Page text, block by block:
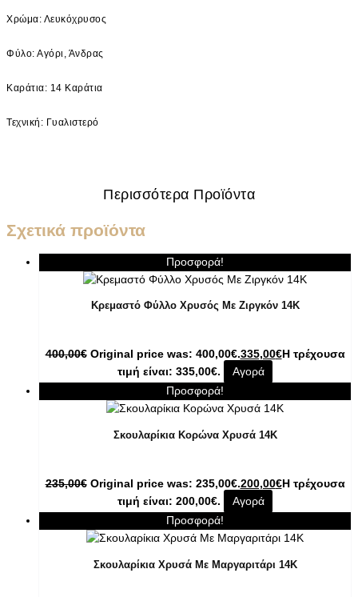
Χρώμα: Λευκόχρυσος
Φύλο: Αγόρι, Άνδρας
Καράτια: 14 Καράτια
Τεχνική: Γυαλιστερό
Περισσότερα Προϊόντα
Σχετικά προϊόντα
Προσφορά!
Κρεμαστό Φύλλο Χρυσός Με Ζιργκόν 14K
400,00€ Original price was: 400,00€.335,00€Η τρέχουσα
τιμή είναι: 335,00€.
Αγορά
Προσφορά!
Σκουλαρίκια Κορώνα Χρυσά 14K
235,00€ Original price was: 235,00€.200,00€Η τρέχουσα
τιμή είναι: 200,00€.
Αγορά
Προσφορά!
Σκουλαρίκια Χρυσά Με Μαργαριτάρι 14K